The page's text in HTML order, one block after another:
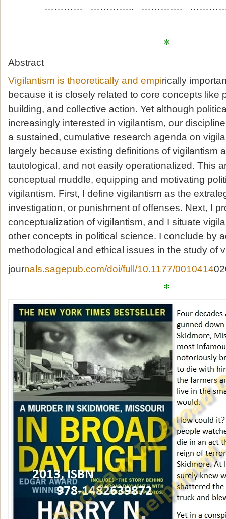
………… ………….. ………….
*
Abstract
Vigilantism is theoretically and empirically
because it is closely related to core concepts like
building, and collective action. Yet although
increasingly interested in vigilantism, our
a sustained, cumulative research agenda on
largely because existing definitions of vigilantism
tautological, and not easily operationalized. This
conceptual muddle, equipping and motivating
vigilantism. First, I define vigilantism as the
investigation, or punishment of offenses. Next, I
conceptualization of vigilantism, and I situate
other concepts in political science. I conclude by
methodological and ethical issues in the study of
journals.sagepub.com/doi/full/10.1177/0010414
*